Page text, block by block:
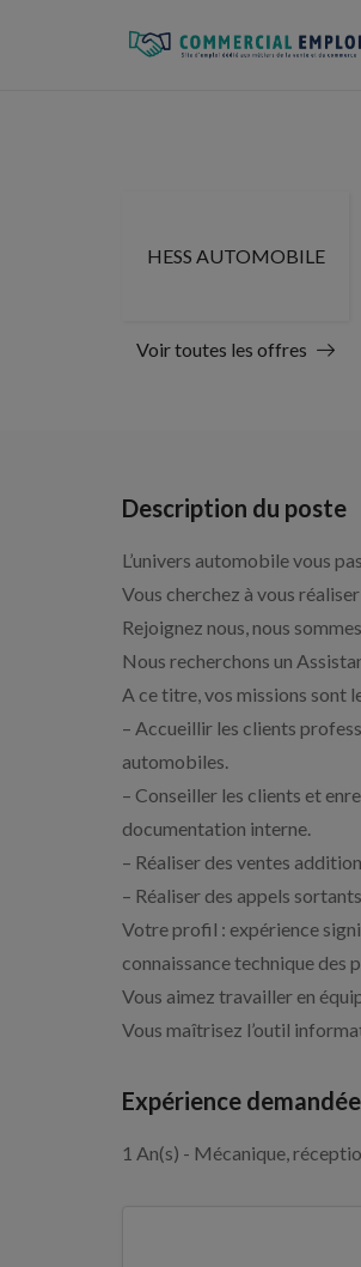
HESS AUTOMOBILE
Voir toutes les offres
Description du poste
L’univers automobile vous
Vous cherchez à vous
Rejoignez nous, nous
Nous recherchons un
A ce titre, vos missions sont
– Accueillir les clients
automobiles.
– Conseiller les clients et
documentation interne.
– Réaliser des ventes
– Réaliser des appels
Votre profil : expérience
connaissance technique des
Vous aimez travailler en
Vous maîtrisez l’outil
Expérience demandée
1 An(s) - Mécanique,